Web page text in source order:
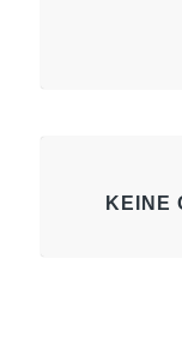
KEINE